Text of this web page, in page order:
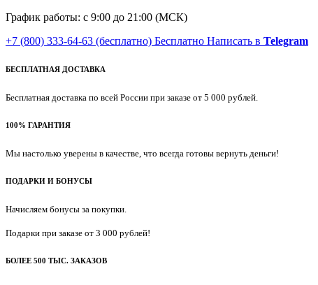
График работы: с 9:00 до 21:00 (МСК)
+7 (800) 333-64-63 (бесплатно) Бесплатно Написать в Telegram
БЕСПЛАТНАЯ ДОСТАВКА
Бесплатная доставка по всей России при заказе от 5 000 рублей.
100% ГАРАНТИЯ
Мы настолько уверены в качестве, что всегда готовы вернуть деньги!
ПОДАРКИ И БОНУСЫ
Начисляем бонусы за покупки.
Подарки при заказе от 3 000 рублей!
БОЛЕЕ 500 ТЫС. ЗАКАЗОВ